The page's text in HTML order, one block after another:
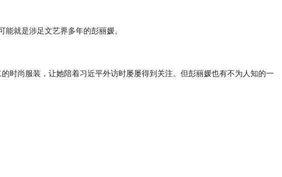
就是涉足文艺界多年的彭丽媛。
时尚服装，让她陪着习近平外访时屡屡得到关注。但彭丽媛也有不为人知的一